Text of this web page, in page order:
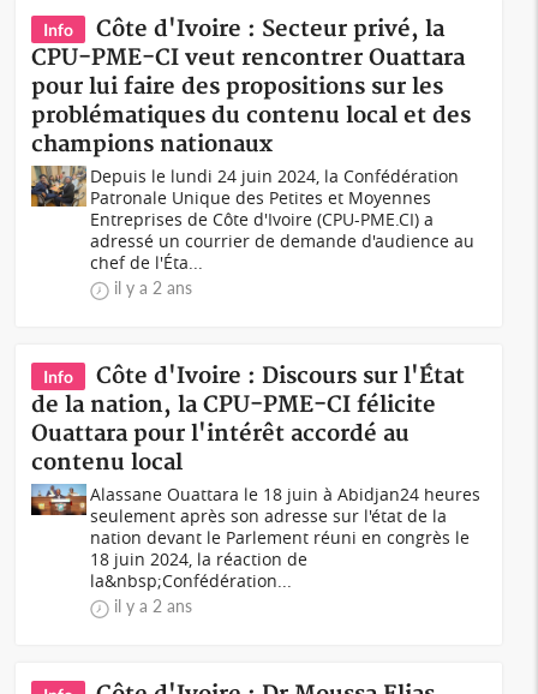
Info
Côte d'Ivoire : Secteur privé, la
CPU-PME-CI veut rencontrer Ouattara
pour lui faire des propositions sur les
problématiques du contenu local et des
champions nationaux
Depuis le lundi 24 juin 2024, la Confédération
Patronale Unique des Petites et Moyennes
Entreprises de Côte d'Ivoire (CPU-PME.CI) a
adressé un courrier de demande d'audience au
chef de l'Éta...
il y a 2 ans
Info
Côte d'Ivoire : Discours sur l'État
de la nation, la CPU-PME-CI félicite
Ouattara pour l'intérêt accordé au
contenu local
Alassane Ouattara le 18 juin à Abidjan24 heures
seulement après son adresse sur l'état de la
nation devant le Parlement réuni en congrès le
18 juin 2024, la réaction de
la&nbsp;Confédération...
il y a 2 ans